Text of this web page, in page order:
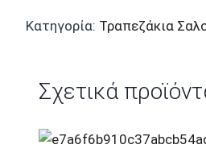
Κατηγορία: Τραπεζάκια
Σχετικά